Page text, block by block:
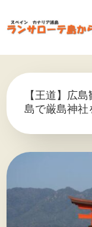
【王道】広
島で厳島神社